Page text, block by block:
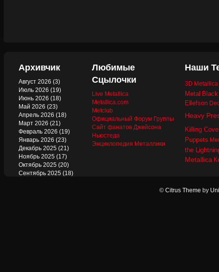
Архивчик
Август 2026 (3)
Июль 2026 (19)
Июнь 2026 (18)
Май 2026 (23)
Апрель 2026 (18)
Март 2026 (21)
Февраль 2026 (19)
Январь 2026 (23)
Декабрь 2025 (21)
Ноябрь 2025 (17)
Октябрь 2025 (20)
Сентябрь 2025 (18)
Любимые
Сцылочки
Live Metallica
Metallica.com
Metclub
Официальный Форум Группы
Сайт фанатов Джейсона
Ньюстеда
Энциклопедия Металлики
Наши
3D
Metal
Ellefson
Heavy
Killing
Puppets
the
Metallica
© Citrus Theme by